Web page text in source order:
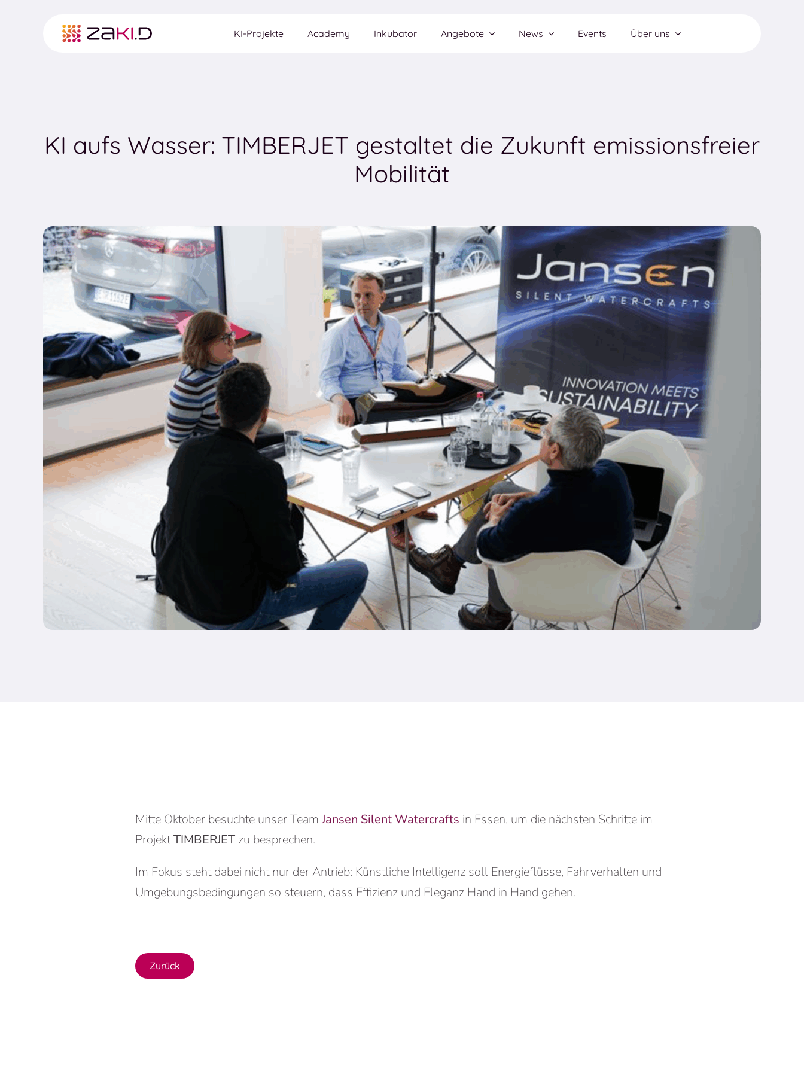
KI-Projekte Academy Inkubator Angebote News Events Über uns
KI aufs Wasser: TIMBERJET gestaltet die Zukunft emissionsfreier
Mobilität
Mitte Oktober besuchte unser TeamJansen Silent Watercrafts in Essen, um die nächsten Schritte im
ProjektTIMBERJETzu besprechen.
Im Fokus steht dabei nicht nur der Antrieb: Künstliche Intelligenz soll Energieflüsse, Fahrverhalten und
Umgebungsbedingungen so steuern, dass Effizienz und Eleganz Hand in Hand gehen.
Zurück